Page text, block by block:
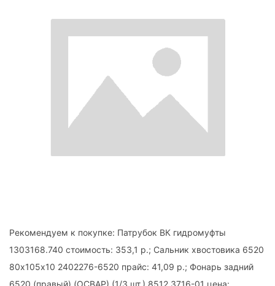
Рекомендуем к покупке: Патрубок ВК гидромуфты
1303168.740 стоимость: 353,1 р.; Сальник хвостовика 6520
80х105х10 2402276-6520 прайс: 41,09 р.; Фонарь задний